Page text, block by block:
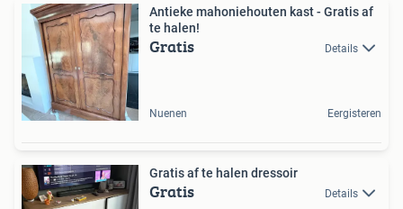
Antieke mahoniehouten kast - Gratis af
te halen!
Gratis Details
Nuenen Eergisteren
Gratis af te halen dressoir
Gratis Details